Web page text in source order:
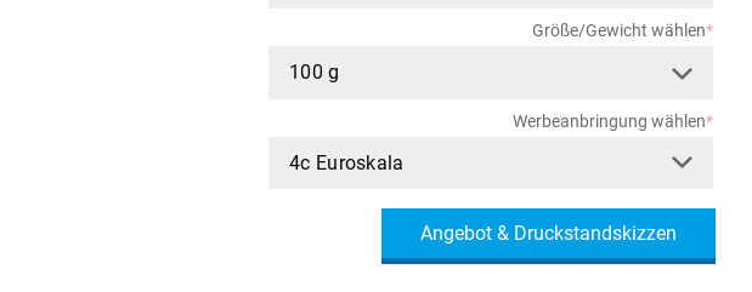
Größe/Gewicht wählen*
Werbeanbringung wählen*
Angebot & Druckstandskizzen